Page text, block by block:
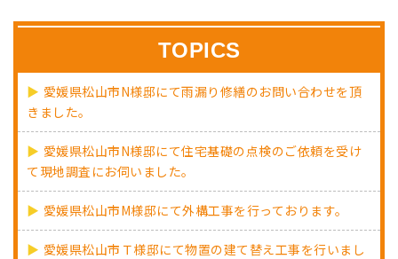
TOPICS
愛媛県松山市N様邸にて雨漏り修繕のお問い合わせを頂
きました。
愛媛県松山市N様邸にて住宅基礎の点検のご依頼を受け
て現地調査にお伺いました。
愛媛県松山市M様邸にて外構工事を行っております。
愛媛県松山市Ｔ様邸にて物置の建て替え工事を行いまし